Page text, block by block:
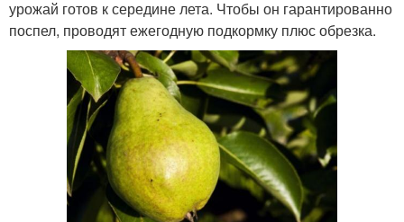
урожай готов к середине лета. Чтобы он гарантированно
поспел, проводят ежегодную подкормку плюс обрезка.